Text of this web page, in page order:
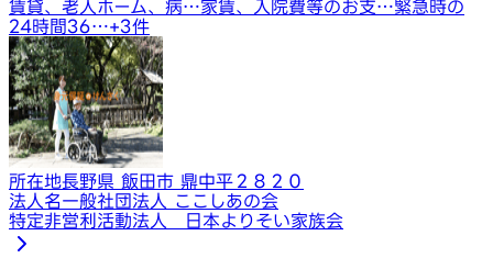
賃貸、老人ホーム、病…家賃、入院費等のお支…緊急時の
24時間36…+3件
所在地長野県 飯田市 鼎中平２８２０
法人名一般社団法人 ここしあの会
特定非営利活動法人 日本よりそい家族会